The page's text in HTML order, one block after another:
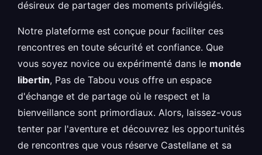
désireux de partager des moments privilégiés.
Notre plateforme est conçue pour faciliter ces
rencontres en toute sécurité et confiance. Que
vous soyez novice ou expérimenté dans le monde
libertin, Pas de Tabou vous offre un espace
d'échange et de partage où le respect et la
bienveillance sont primordiaux. Alors, laissez-vous
tenter par l'aventure et découvrez les opportunités
de rencontres que vous réserve Castellane et sa